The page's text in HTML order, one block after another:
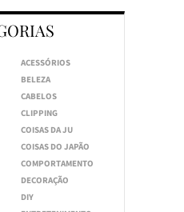
ACESSÓRIOS
BELEZA
CABELOS
CLIPPING
COISAS DA JU
COISAS DO JAPÃO
COMPORTAMENTO
DECORAÇÃO
DIY